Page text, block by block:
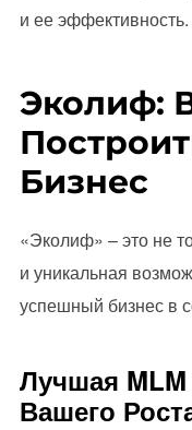
и ее эффективность.
Эколиф:
Бизнес
«Эколиф» – это не
и уникальная
успешный бизнес в
Лучшая
Вашего